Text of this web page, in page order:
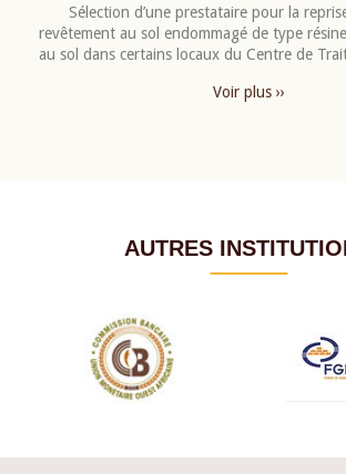
Sélection d’une prestataire pour la
revêtement au sol endommagé de type
au sol dans certains locaux du Centre de
Voir plus ››
AUTRES